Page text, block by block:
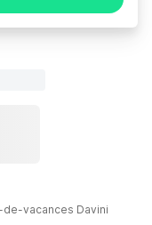
de-vacances Davini